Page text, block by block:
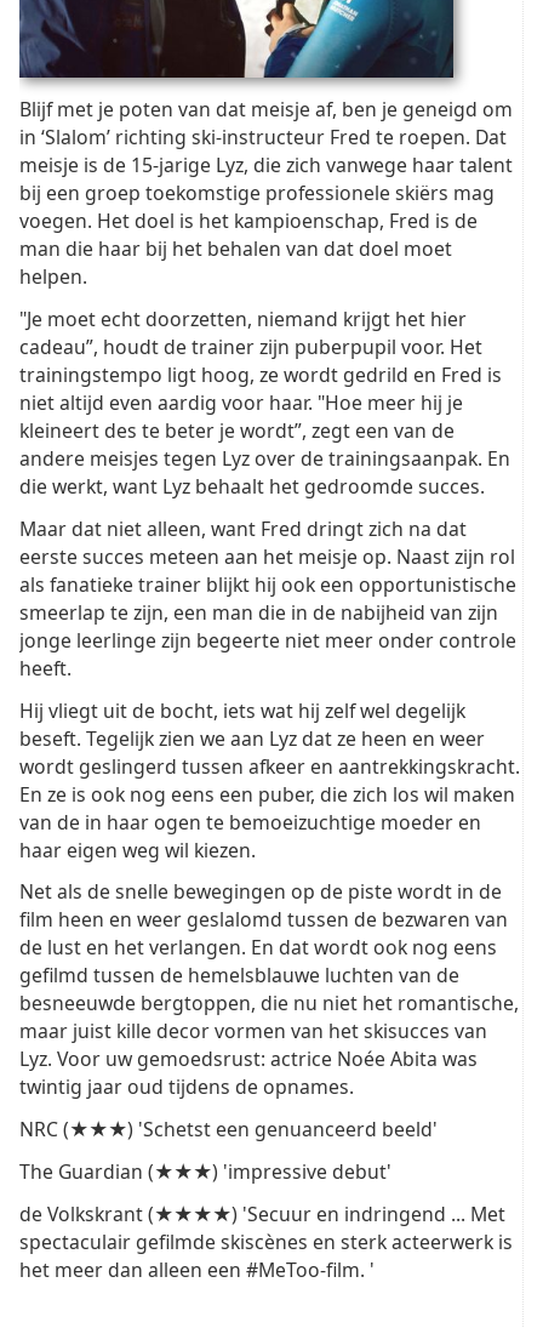
Blijf met je poten van dat meisje af, ben je geneigd om
in ‘Slalom’ richting ski-instructeur Fred te roepen. Dat
meisje is de 15-jarige Lyz, die zich vanwege haar talent
bij een groep toekomstige professionele skiërs mag
voegen. Het doel is het kampioenschap, Fred is de
man die haar bij het behalen van dat doel moet
helpen.
"Je moet echt doorzetten, niemand krijgt het hier
cadeau”, houdt de trainer zijn puberpupil voor. Het
trainingstempo ligt hoog, ze wordt gedrild en Fred is
niet altijd even aardig voor haar. "Hoe meer hij je
kleineert des te beter je wordt”, zegt een van de
andere meisjes tegen Lyz over de trainingsaanpak. En
die werkt, want Lyz behaalt het gedroomde succes.
Maar dat niet alleen, want Fred dringt zich na dat
eerste succes meteen aan het meisje op. Naast zijn rol
als fanatieke trainer blijkt hij ook een opportunistische
smeerlap te zijn, een man die in de nabijheid van zijn
jonge leerlinge zijn begeerte niet meer onder controle
heeft.
Hij vliegt uit de bocht, iets wat hij zelf wel degelijk
beseft. Tegelijk zien we aan Lyz dat ze heen en weer
wordt geslingerd tussen afkeer en aantrekkingskracht.
En ze is ook nog eens een puber, die zich los wil maken
van de in haar ogen te bemoeizuchtige moeder en
haar eigen weg wil kiezen.
Net als de snelle bewegingen op de piste wordt in de
film heen en weer geslalomd tussen de bezwaren van
de lust en het verlangen. En dat wordt ook nog eens
gefilmd tussen de hemelsblauwe luchten van de
besneeuwde bergtoppen, die nu niet het romantische,
maar juist kille decor vormen van het skisucces van
Lyz. Voor uw gemoedsrust: actrice Noée Abita was
twintig jaar oud tijdens de opnames.
NRC (★★★) 'Schetst een genuanceerd beeld'
The Guardian (★★★) 'impressive debut'
de Volkskrant (★★★★) 'Secuur en indringend ... Met
spectaculair gefilmde skiscènes en sterk acteerwerk is
het meer dan alleen een #MeToo-film. '